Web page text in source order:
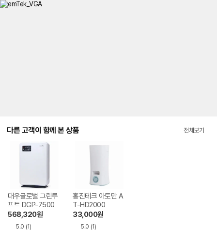
다른 고객이 함께 본 상품 전체보기
대우글로벌 그린루
프트 DGP-7500
568,320원
5.0 (1)
홍진테크 아토만 A
T-HD2000
33,000원
5.0 (1)